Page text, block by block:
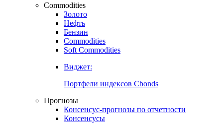
Commodities
Золото
Нефть
Бензин
Commodities
Soft Commodities
Виджет:
Портфели индексов Cbonds
Прогнозы
Консенсус-прогнозы по отчетности
Консенсусы